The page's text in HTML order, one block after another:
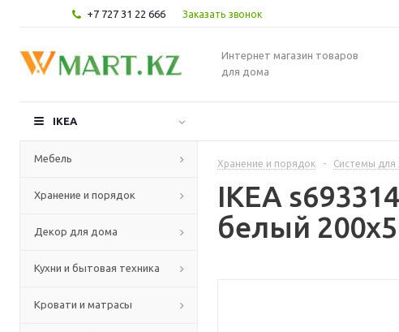
+7 727 31 22 666 Заказать звонок
Интернет магазин товаров
для дома
IKEA
Мебель
Хранение и порядок
Декор для дома
Кухни и бытовая техника
Кровати и матрасы
Хранение и порядок - Системы для
IKEA
белый